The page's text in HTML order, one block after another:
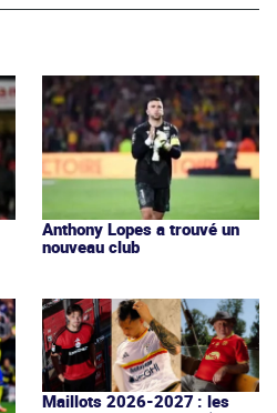
Anthony Lopes a trouvé un
nouveau club
Maillots 2026-2027 : les